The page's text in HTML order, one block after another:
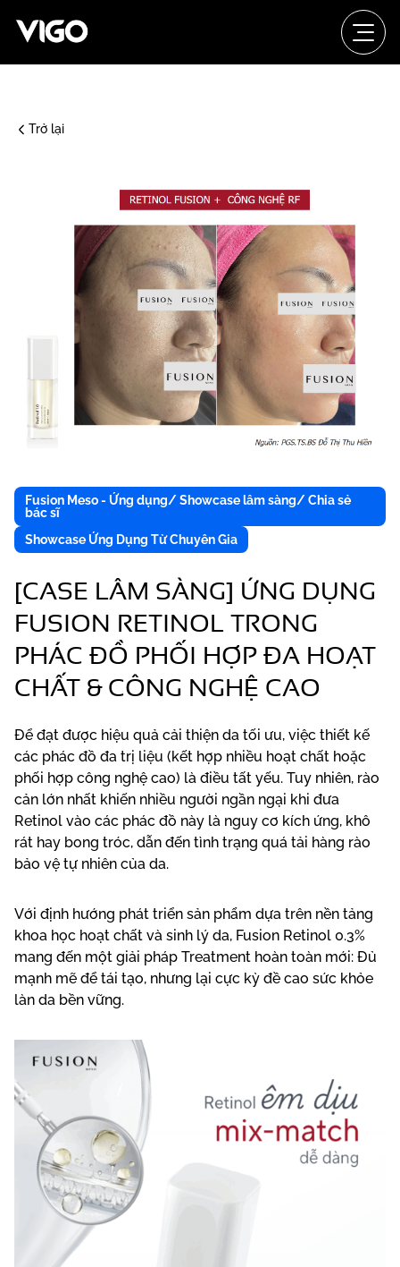
Trở lại
Fusion Meso - Ứng dụng/ Showcase lâm sàng/ Chia sẻ
bác sĩ
Showcase Ứng Dụng Từ Chuyên Gia
[CASE LÂM SÀNG] ỨNG DỤNG
FUSION RETINOL TRONG
PHÁC ĐỒ PHỐI HỢP ĐA HOẠT
CHẤT & CÔNG NGHỆ CAO
Để đạt được hiệu quả cải thiện da tối ưu, việc thiết kế
các phác đồ đa trị liệu (kết hợp nhiều hoạt chất hoặc
phối hợp công nghệ cao) là điều tất yếu. Tuy nhiên, rào
cản lớn nhất khiến nhiều người ngần ngại khi đưa
Retinol vào các phác đồ này là nguy cơ kích ứng, khô
rát hay bong tróc, dẫn đến tình trạng quá tải hàng rào
bảo vệ tự nhiên của da.
Với định hướng phát triển sản phẩm dựa trên nền tảng
khoa học hoạt chất và sinh lý da, Fusion Retinol 0.3%
mang đến một giải pháp Treatment hoàn toàn mới: Đủ
mạnh mẽ để tái tạo, nhưng lại cực kỳ đề cao sức khỏe
làn da bền vững.